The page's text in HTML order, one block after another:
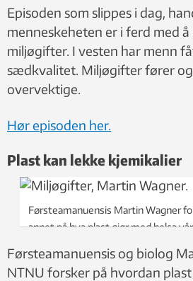
Episoden som slippes i dag,
menneskeheten er i ferd med å
miljøgifter. I vesten har menn
sædkvalitet. Miljøgifter fører
overvektige.
Hør episoden her.
Plast kan lekke kjemikalier
Førsteamanuensis Martin Wagner
annet på hva plast gjør med helsa
kan gjøre folk overvektige. Foto:
Førsteamanuensis og biolog
NTNU forsker på hvordan